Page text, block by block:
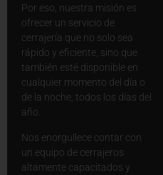
Por eso, nuestra misión es
ofrecer un servicio de
cerrajería que no solo sea
rápido y eficiente, sino que
también esté disponible en
cualquier momento del día o
de la noche, todos los días del
año.
Nos enorgullece contar con
un equipo de cerrajeros
altamente capacitados y